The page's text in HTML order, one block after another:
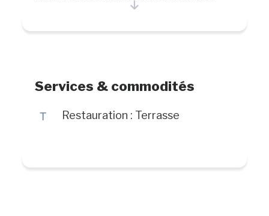
avec vue sur le Saint-Laurent. Menu
Services & commodités
÷ Restauration : Terrasse